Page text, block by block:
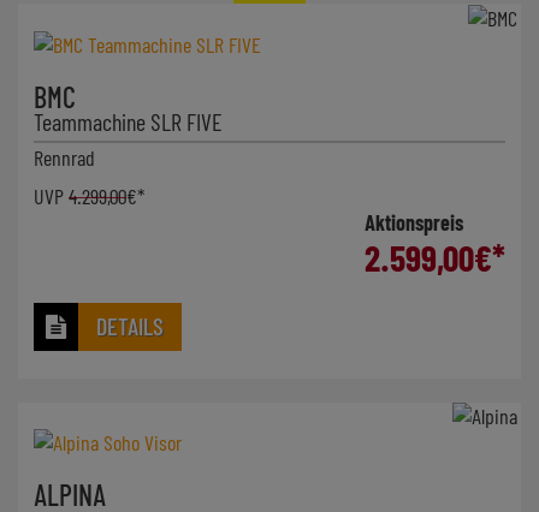
BMC
Teammachine SLR FIVE
Rennrad
UVP4.299,00€*
Aktionspreis
2.599,00€*
DETAILS
ALPINA